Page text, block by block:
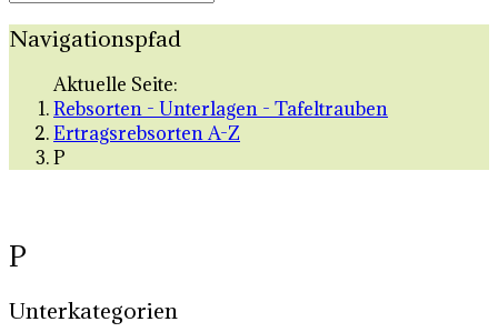
Navigationspfad
Aktuelle Seite:
Rebsorten - Unterlagen - Tafeltrauben
Ertragsrebsorten A-Z
P
P
Unterkategorien